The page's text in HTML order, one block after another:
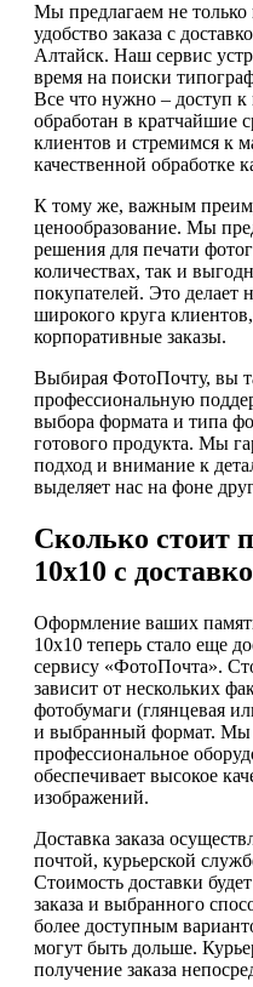
Мы предлагаем не только
удобство заказа с
Алтайск. Наш сервис
время на поиски
Все что нужно – доступ к
обработан в
клиентов и стремимся к
качественной обработке
К тому же, важным
ценообразование. Мы
решения для печати
количествах, так и
покупателей. Это делает
широкого круга
корпоративные заказы.
Выбирая ФотоПочту, вы
профессиональную
выбора формата и типа
готового продукта. Мы
подход и внимание к
выделяет нас на фоне
Сколько стоит
10х10 с
Оформление ваших
10х10 теперь стало еще
сервису «ФотоПочта».
зависит от нескольких
фотобумаги (глянцевая
и выбранный формат. Мы
профессиональное
обеспечивает высокое
изображений.
Доставка заказа
почтой, курьерской
Стоимость доставки
заказа и выбранного
более доступным
могут быть дольше.
получение заказа